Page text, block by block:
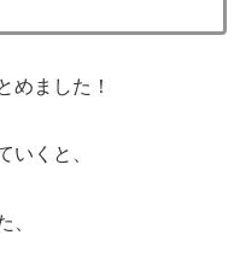
めました！
いくと、
、